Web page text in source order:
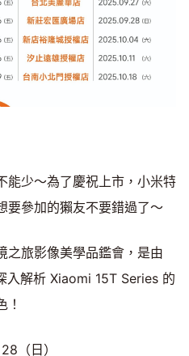
能少～為了慶祝上市，小米特
要參加的獺友不要錯過了～
之旅影像美學品鑑會，是由
入解析 Xiaomi 15T Series 的
！
（日）